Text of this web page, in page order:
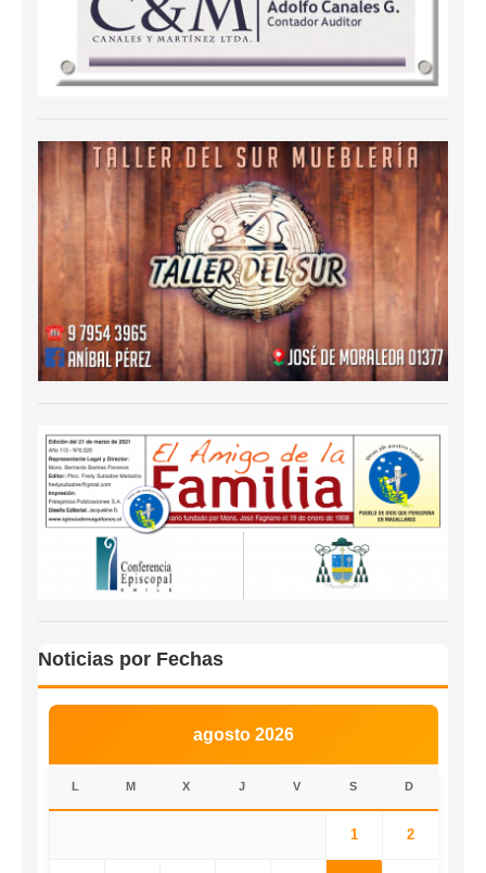
Noticias por Fechas
agosto 2026
L M X J V S D
1 2